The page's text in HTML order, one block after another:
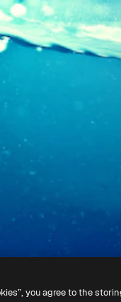
you agree to the